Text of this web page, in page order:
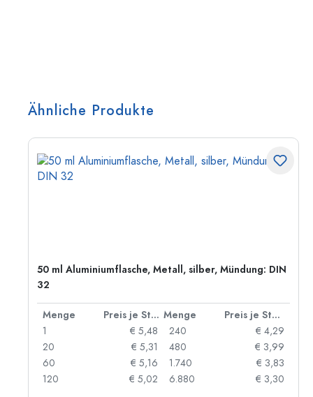
Ähnliche Produkte
50 ml Aluminiumflasche, Metall, silber, Mündung: DIN
32
Menge Preis je Stück Menge
Preis je Stück
1
€ 5,48
20
€ 5,31
60
€ 5,16
120
€ 5,02
240
€ 4,29
480
€ 3,99
1.740
€ 3,83
6.880
€ 3,30